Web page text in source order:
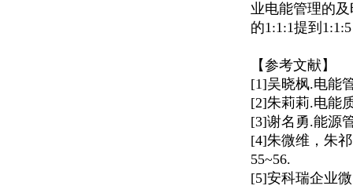
业电能管理的
的1:1:1提到
【参考文献】
[1]吴晓枫.电能
[2]朱莉莉.电能
[3]谢名勇.能源
[4]朱微维，朱
55~56.
[5]安科瑞企业